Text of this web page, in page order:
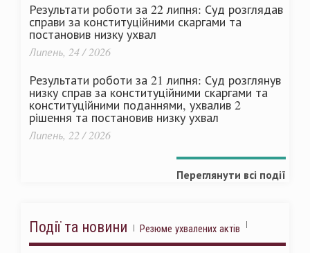
Результати роботи за 22 липня: Суд розглядав
справи за конституційними скаргами та
постановив низку ухвал
Липень, 24 / 2026
Результати роботи за 21 липня: Суд розглянув
низку справ за конституційними скаргами та
конституційними поданнями, ухвалив 2
рішення та постановив низку ухвал
Липень, 22 / 2026
Переглянути всі події
Події та новини Резюме ухвалених актів